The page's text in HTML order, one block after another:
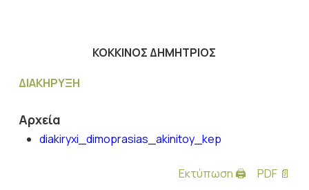
ΚΟΚΚΙΝΟΣ ΔΗΜΗΤΡΙΟΣ
ΔΙΑΚΗΡΥΞΗ
Αρχεία
diakiryxi_dimoprasias_akinitoy_kep
Εκτύπωση 🖨 PDF 📄